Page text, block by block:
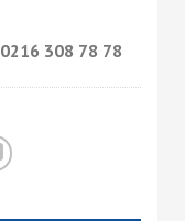
0216 308 78 78